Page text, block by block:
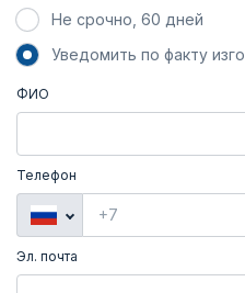
Не срочно, 60 дней
Уведомить по факту
ФИО
Телефон
Эл. почта